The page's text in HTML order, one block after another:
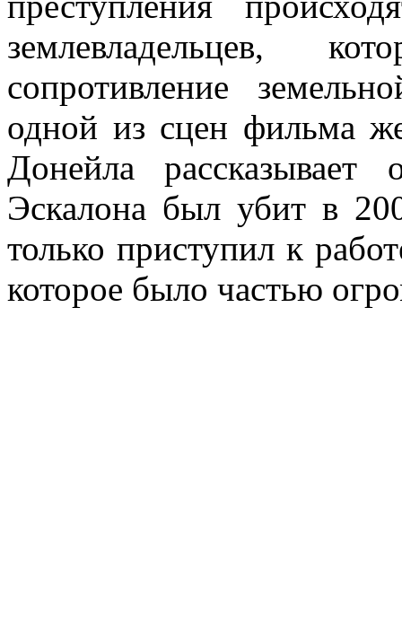
землевладельцев,
сопротивление
одной из сцен фильма
Донейла
Эскалона был убит в
только приступил к
которое было частью